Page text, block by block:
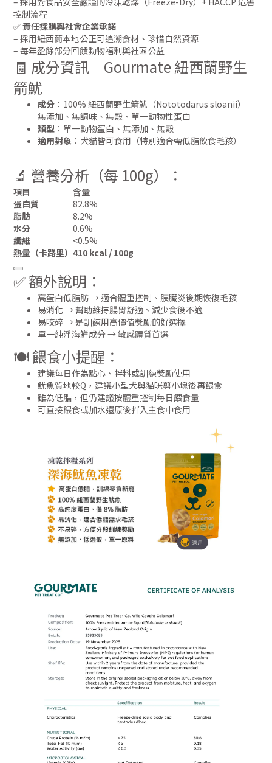
控制流程
✅責任採購與社會企業承諾
– 採用紐西蘭本地公正可追溯食材、珍惜自然資源
– 每年盈餘部分回饋動物福利與社區公益
🧾 成分資訊｜Gourmate 紐西蘭野生
箭魷
成分 ：100% 紐西蘭野生箭魷（Nototodarus sloanii）
無添加、無調味、無穀、單一動物性蛋白
類型 ：單一動物蛋白、無添加、無穀
適用對象 ：犬貓皆可食用（特別適合需低脂飲食毛孩）
🔬 營養分析（每 100g）：
項目
含量
蛋白質
82.8%
脂肪
8.2%
水分
0.6%
纖維
<0.5%
熱量（卡路里） 410 kcal / 100g
✅ 額外說明：
高蛋白低脂肪 → 適合體重控制、胰臟炎後期恢復毛孩
易消化 → 幫助維持腸胃舒適、減少食後不適
易咬碎 → 是訓練用高價值獎勵的好選擇
單一純淨海鮮成分 → 敏感體質首選
🍽️ 餵食小提醒：
建議每日作為點心、拌料或訓練獎勵使用
魷魚質地較Q，建議小型犬與貓咪剪小塊後再餵食
雖為低脂，但仍建議按體重控制每日餵食量
可直接餵食或加水還原後拌入主食中食用